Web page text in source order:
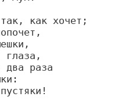
глаза,
два раза